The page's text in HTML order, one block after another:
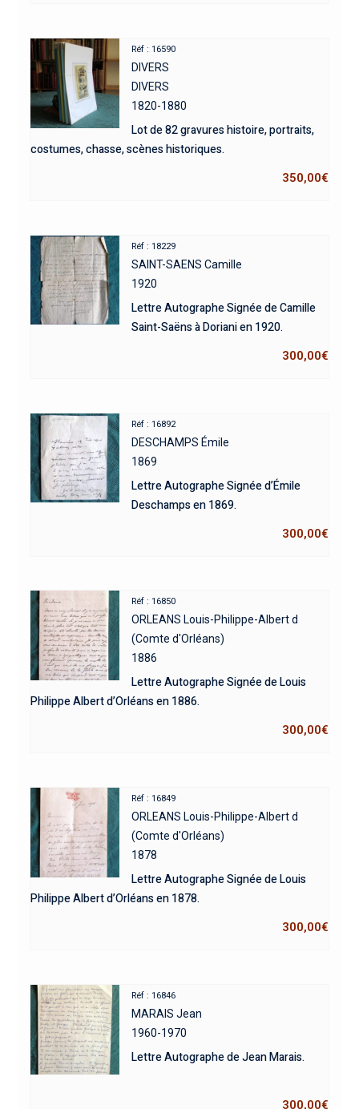
Réf : 16590
DIVERS
DIVERS
1820-1880
Lot de 82 gravures histoire, portraits,
costumes, chasse, scènes historiques.
350,00€
Réf : 18229
SAINT-SAENS Camille
1920
Lettre Autographe Signée de Camille
Saint-Saëns à Doriani en 1920.
300,00€
Réf : 16892
DESCHAMPS Émile
1869
Lettre Autographe Signée d’Émile
Deschamps en 1869.
300,00€
Réf : 16850
ORLEANS Louis-Philippe-Albert d
(Comte d'Orléans)
1886
Lettre Autographe Signée de Louis
Philippe Albert d’Orléans en 1886.
300,00€
Réf : 16849
ORLEANS Louis-Philippe-Albert d
(Comte d'Orléans)
1878
Lettre Autographe Signée de Louis
Philippe Albert d’Orléans en 1878.
300,00€
Réf : 16846
MARAIS Jean
1960-1970
Lettre Autographe de Jean Marais.
300,00€